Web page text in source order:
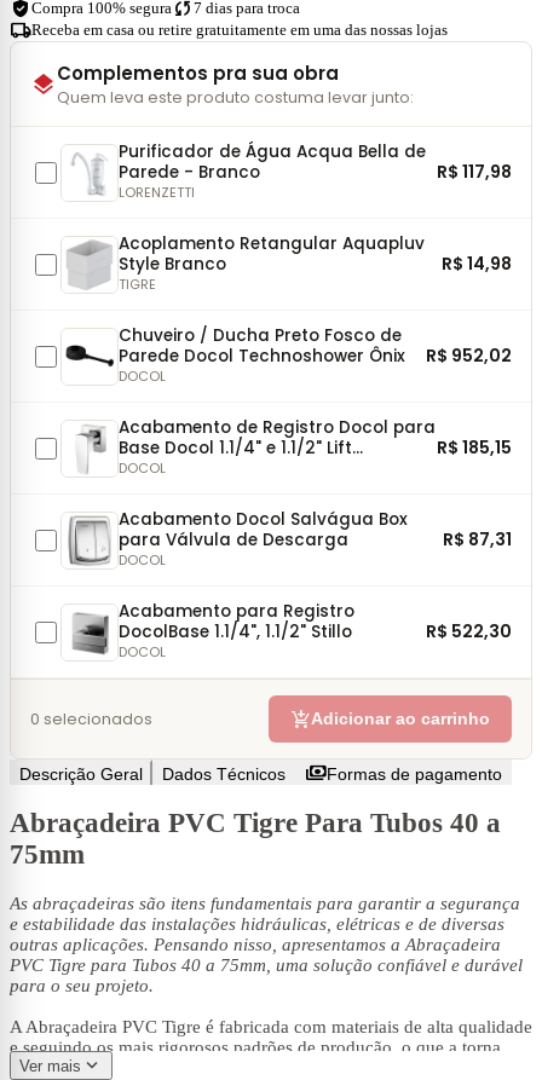
verified_user Compra 100% segura sync 7 dias para troca
local_shippingReceba em casa ou retire gratuitamente em uma das nossas lojas
layersComplementos pra sua obra
Quem leva este produto costuma levar junto:
Purificador de Água Acqua Bella de
Parede - Branco
LORENZETTI
R$ 117,98
Acoplamento Retangular Aquapluv
Style Branco
TIGRE
R$ 14,98
Chuveiro / Ducha Preto Fosco de
Parede Docol Technoshower Ônix
DOCOL
R$ 952,02
Acabamento de Registro Docol para
Base Docol 1.1/4" e 1.1/2" Lift
Cromado
DOCOL
R$ 185,15
Acabamento Docol Salvágua Box
para Válvula de Descarga
DOCOL
R$ 87,31
Acabamento para Registro
DocolBase 1.1/4", 1.1/2" Stillo
DOCOL
R$ 522,30
0 selecionados add_shopping_cartAdicionar ao carrinho
Descrição Geral Dados Técnicos paymentsFormas de pagamento
Abraçadeira PVC Tigre Para Tubos 40 a
75mm
As abraçadeiras são itens fundamentais para garantir a segurança
e estabilidade das instalações hidráulicas, elétricas e de diversas
outras aplicações. Pensando nisso, apresentamos a Abraçadeira
PVC Tigre para Tubos 40 a 75mm, uma solução confiável e durável
para o seu projeto.
A Abraçadeira PVC Tigre é fabricada com materiais de alta qualidade
e seguindo os mais rigorosos padrões de produção, o que a torna
resistente à corrosão e às intempéries, garantindo sua eficácia ao
Ver mais expand_more